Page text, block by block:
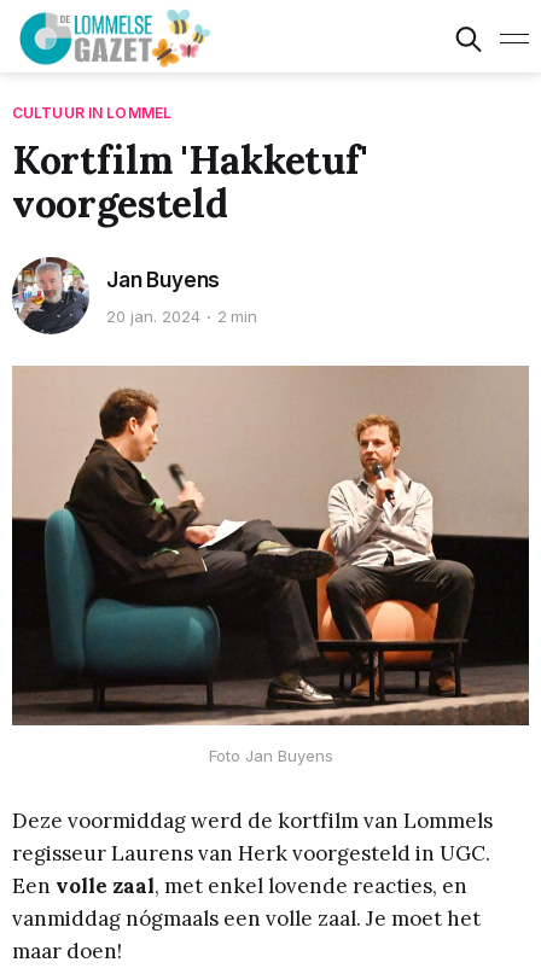
CULTUUR IN LOMMEL
Kortfilm 'Hakketuf'
voorgesteld
Jan Buyens
20 jan. 2024 2 min
Foto Jan Buyens
Deze voormiddag werd de kortfilm van Lommels
regisseur Laurens van Herk voorgesteld in UGC.
Een volle zaal, met enkel lovende reacties, en
vanmiddag nógmaals een volle zaal. Je moet het
maar doen!